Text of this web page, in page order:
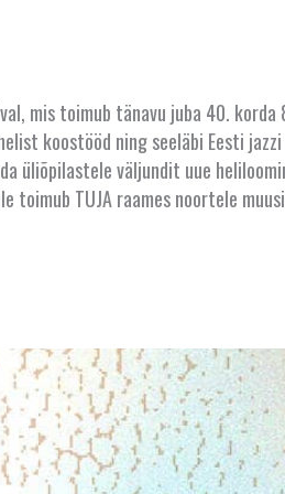
mis toimub tänavu juba 40.
koostööd ning seeläbi Eesti
üliõpilastele väljundit uue
toimub TUJA raames noortele